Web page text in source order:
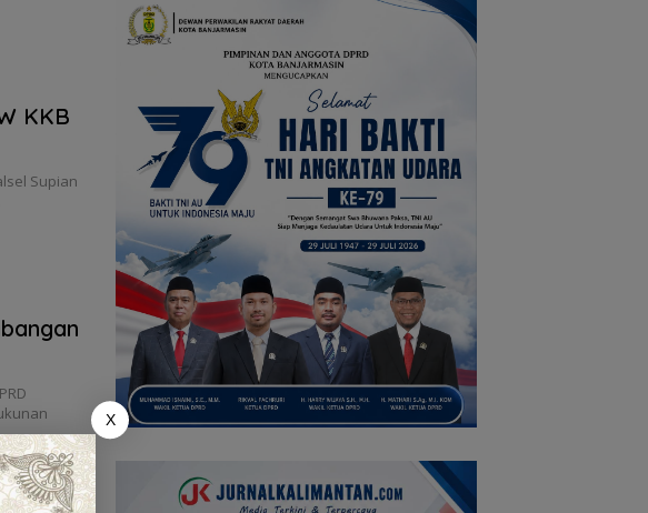
KKB
Supian
X